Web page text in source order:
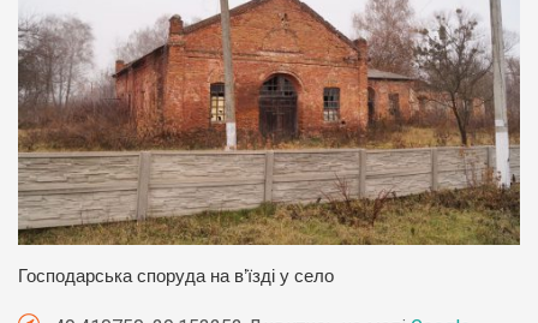
Господарська споруда на в’їзді у село